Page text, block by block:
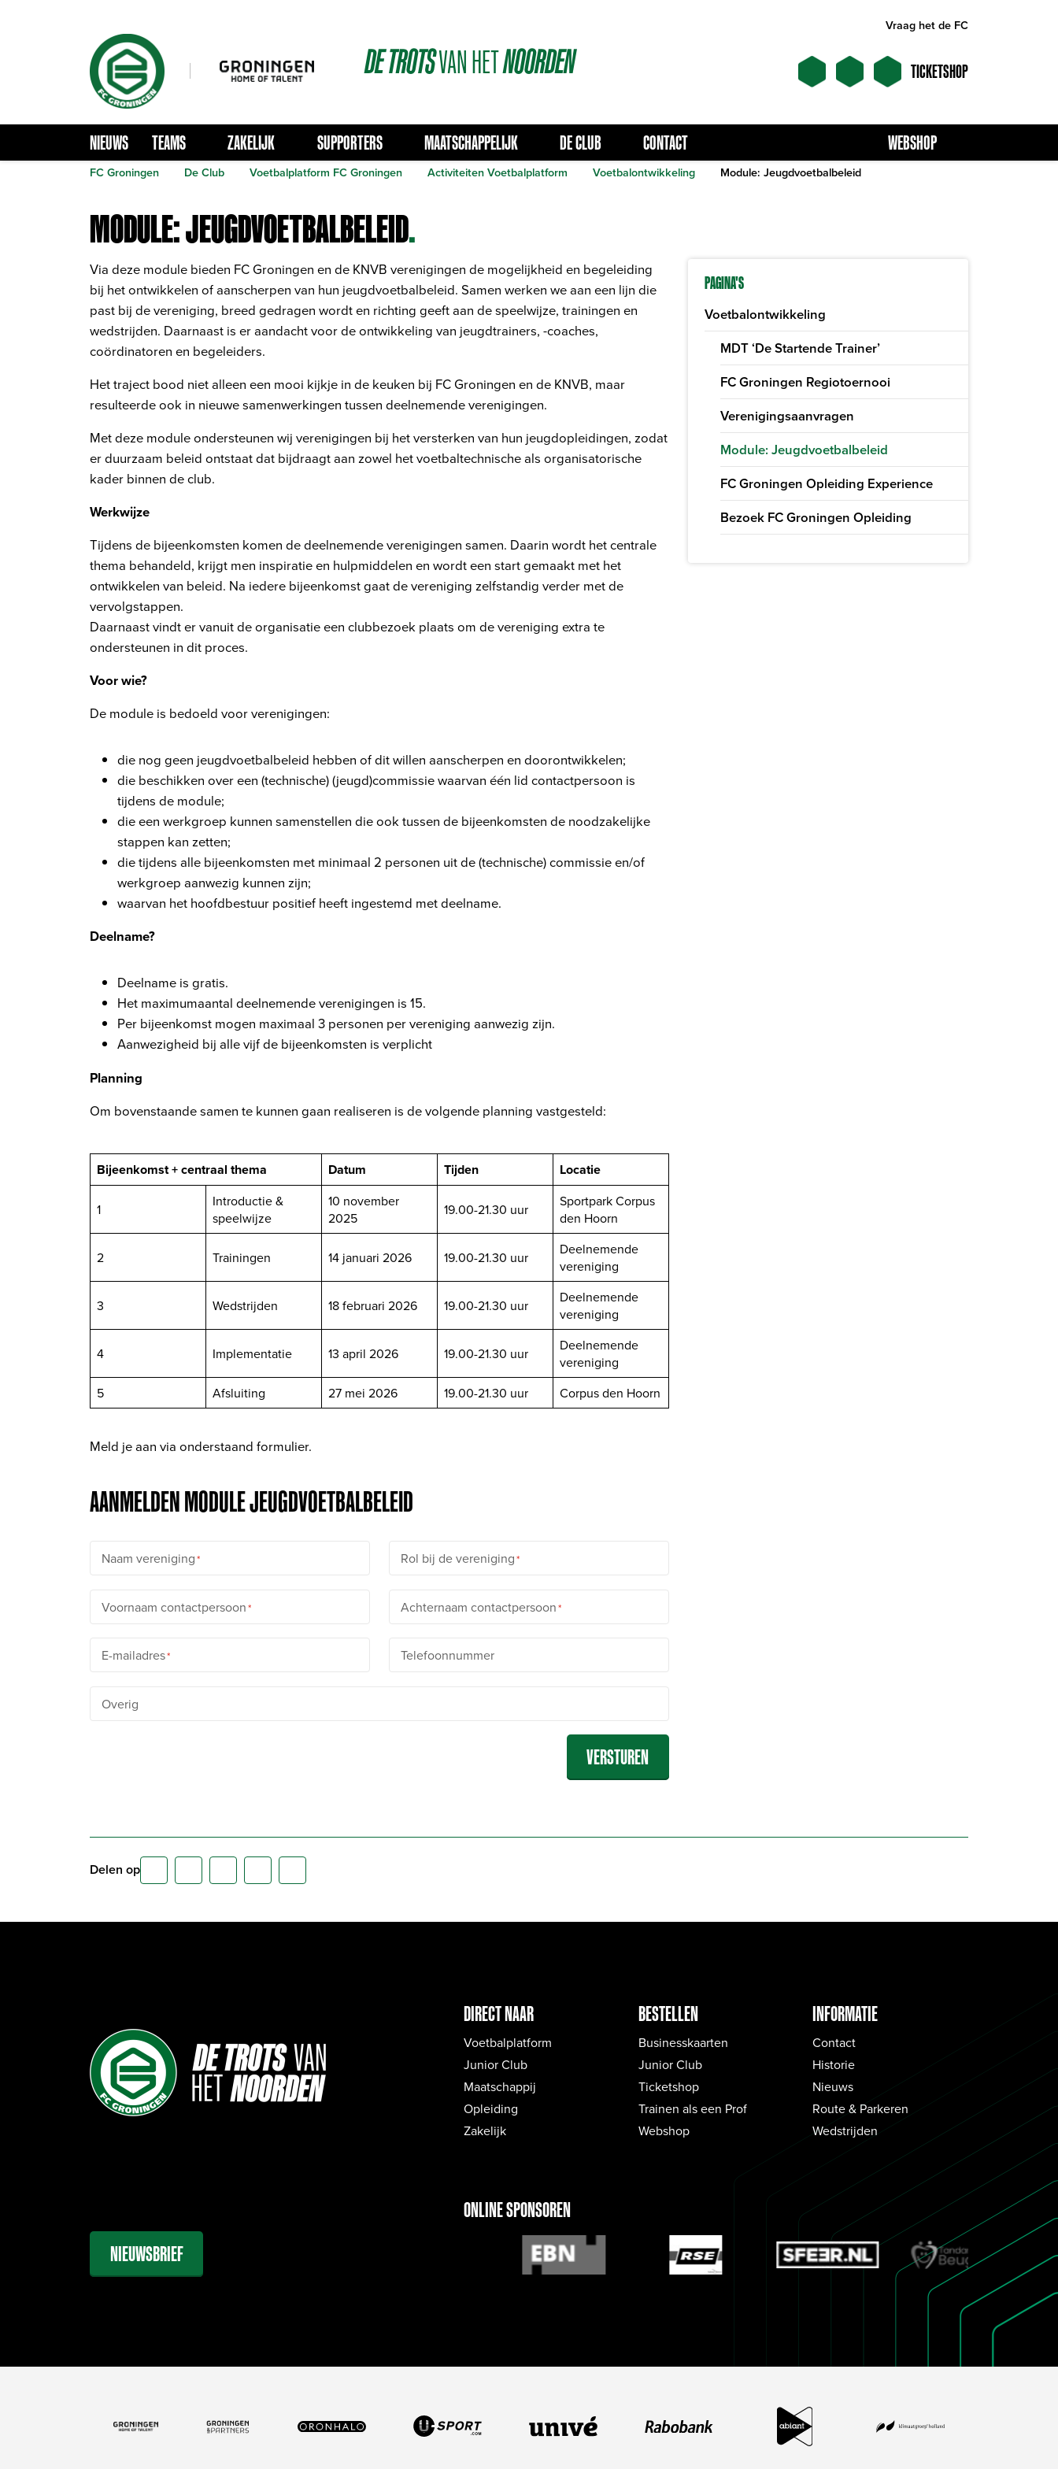
Vraag het de FC
DETROTSVANHETNOORDEN TICKETSHOP
NIEUWS TEAMS ZAKELIJK SUPPORTERS MAATSCHAPPELIJK DE CLUB CONTACT WEBSHOP
FC Groningen De Club Voetbalplatform FC Groningen Activiteiten Voetbalplatform Voetbalontwikkeling Module: Jeugdvoetbalbeleid
MODULE: JEUGDVOETBALBELEID.
PAGINA'S
Voetbalontwikkeling
MDT ‘De Startende Trainer’
FC Groningen Regiotoernooi
Verenigingsaanvragen
Module: Jeugdvoetbalbeleid
FC Groningen Opleiding Experience
Bezoek FC Groningen Opleiding
Via deze module bieden FC Groningen en de KNVB verenigingen de mogelijkheid en begeleiding
bij het ontwikkelen of aanscherpen van hun jeugdvoetbalbeleid. Samen werken we aan een lijn die
past bij de vereniging, breed gedragen wordt en richting geeft aan de speelwijze, trainingen en
wedstrijden. Daarnaast is er aandacht voor de ontwikkeling van jeugdtrainers, -coaches,
coördinatoren en begeleiders.
Het traject bood niet alleen een mooi kijkje in de keuken bij FC Groningen en de KNVB, maar
resulteerde ook in nieuwe samenwerkingen tussen deelnemende verenigingen.
Met deze module ondersteunen wij verenigingen bij het versterken van hun jeugdopleidingen, zodat
er duurzaam beleid ontstaat dat bijdraagt aan zowel het voetbaltechnische als organisatorische
kader binnen de club.
Werkwijze
Tijdens de bijeenkomsten komen de deelnemende verenigingen samen. Daarin wordt het centrale
thema behandeld, krijgt men inspiratie en hulpmiddelen en wordt een start gemaakt met het
ontwikkelen van beleid. Na iedere bijeenkomst gaat de vereniging zelfstandig verder met de
vervolgstappen.
Daarnaast vindt er vanuit de organisatie een clubbezoek plaats om de vereniging extra te
ondersteunen in dit proces.
Voor wie?
De module is bedoeld voor verenigingen:
die nog geen jeugdvoetbalbeleid hebben of dit willen aanscherpen en doorontwikkelen;
die beschikken over een (technische) (jeugd)commissie waarvan één lid contactpersoon is
tijdens de module;
die een werkgroep kunnen samenstellen die ook tussen de bijeenkomsten de noodzakelijke
stappen kan zetten;
die tijdens alle bijeenkomsten met minimaal 2 personen uit de (technische) commissie en/of
werkgroep aanwezig kunnen zijn;
waarvan het hoofdbestuur positief heeft ingestemd met deelname.
Deelname?
Deelname is gratis.
Het maximumaantal deelnemende verenigingen is 15.
Per bijeenkomst mogen maximaal 3 personen per vereniging aanwezig zijn.
Aanwezigheid bij alle vijf de bijeenkomsten is verplicht
Planning
Om bovenstaande samen te kunnen gaan realiseren is de volgende planning vastgesteld:
Bijeenkomst + centraal thema Datum Tijden Locatie
1
Introductie &
speelwijze
10 november
2025
19.00-21.30 uur
Sportpark Corpus
den Hoorn
2 Trainingen 14 januari 2026 19.00-21.30 uur
Deelnemende
vereniging
3 Wedstrijden 18 februari 2026 19.00-21.30 uur
Deelnemende
vereniging
4 Implementatie 13 april 2026 19.00-21.30 uur
Deelnemende
vereniging
5
Afsluiting 27 mei 2026 19.00-21.30 uur Corpus den Hoorn
Meld je aan via onderstaand formulier.
AANMELDEN MODULE JEUGDVOETBALBELEID
Naam vereniging Rol bij de vereniging
Voornaam contactpersoon Achternaam contactpersoon
E-mailadres Telefoonnummer
Overig
Delen op
DIRECT NAAR
Voetbalplatform
Junior Club
Maatschappij
Opleiding
Zakelijk
BESTELLEN
Businesskaarten
Junior Club
Ticketshop
Trainen als een Prof
Webshop
INFORMATIE
Contact
Historie
Nieuws
Route & Parkeren
Wedstrijden
NIEUWSBRIEF
ONLINE SPONSOREN